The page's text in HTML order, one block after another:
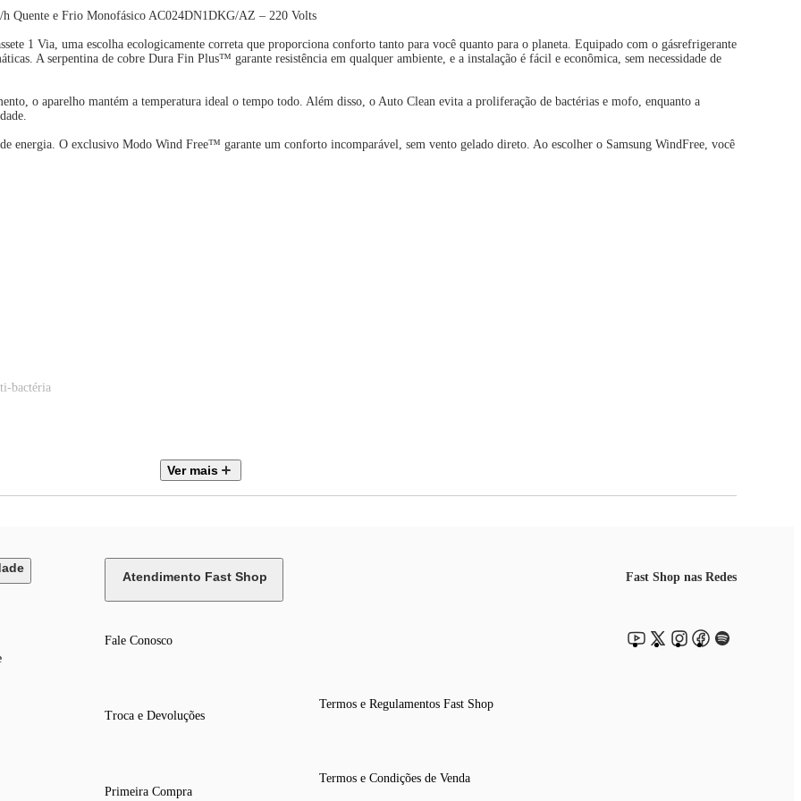
Quente e Frio Monofásico AC024DN1DKG/AZ – 220 Volts
1 Via, uma escolha ecologicamente correta que proporciona conforto tanto para você quanto para o planeta. Equipado com o gásrefrigerante
A serpentina de cobre Dura Fin Plus™ garante resistência em qualquer ambiente, e a instalação é fácil e econômica, sem necessidade de
o aparelho mantém a temperatura ideal o tempo todo. Além disso, o Auto Clean evita a proliferação de bactérias e mofo, enquanto a
energia. O exclusivo Modo Wind Free™ garante um conforto incomparável, sem vento gelado direto. Ao escolher o Samsung WindFree, você
bactéria
Ver mais
Atendimento Fast Shop
Fale Conosco
Troca e Devoluções
Primeira Compra
Termos e Regulamentos Fast Shop
Termos e Condições de Venda
Fast Shop nas Redes